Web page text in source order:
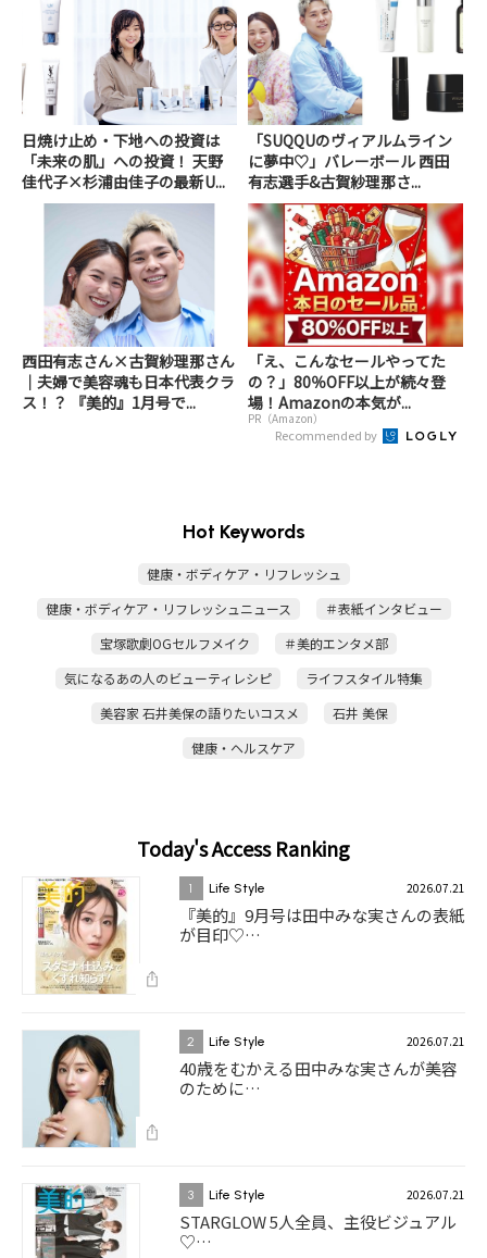
日焼け止め・下地への投資は
「未来の肌」への投資！ 天野
佳代子×杉浦由佳子の最新U...
「SUQQUのヴィアルムライン
に夢中♡」バレーボール 西田
有志選手&古賀紗理那さ...
西田有志さん×古賀紗理那さん
｜夫婦で美容魂も日本代表クラ
ス！？ 『美的』1月号で...
「え、こんなセールやってた
の？」80％OFF以上が続々登
場！Amazonの本気が...
PR（Amazon）
Recommended by
Hot Keywords
健康・ボディケア・リフレッシュ
健康・ボディケア・リフレッシュニュース
＃表紙インタビュー
宝塚歌劇OGセルフメイク
＃美的エンタメ部
気になるあの人のビューティレシピ
ライフスタイル特集
美容家 石井美保の語りたいコスメ
石井 美保
健康・ヘルスケア
Today's Access Ranking
1 Life Style 2026.07.21
『美的』9月号は田中みな実さんの表紙
が目印♡…
2 Life Style 2026.07.21
40歳をむかえる田中みな実さんが美容
のために…
3 Life Style 2026.07.21
STARGLOW 5人全員、主役ビジュアル
♡…